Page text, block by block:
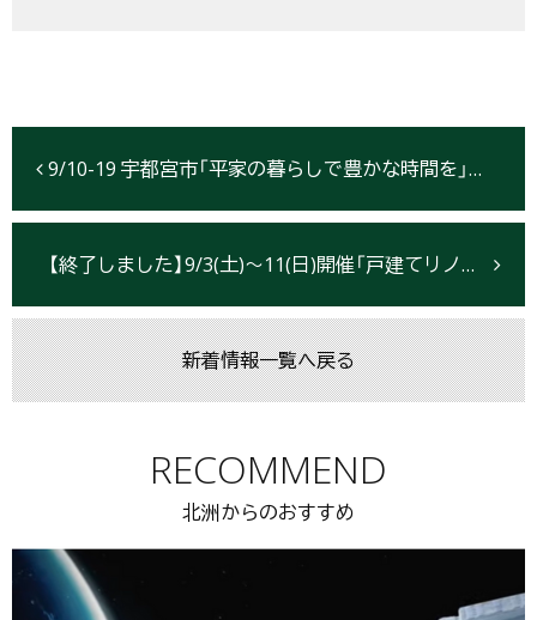
9/10-19 宇都宮市「平家の暮らしで豊かな時間を」完成見学会開催
【終了しました】9/3(土)～11(日)開催「戸建てリノベーション」自由相談会【北上市】
新着情報一覧へ戻る
RECOMMEND
北洲からのおすすめ